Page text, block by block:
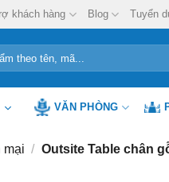
khách hàng Blog Tuyển
VĂN PHÒNG
mại / Outsite Table chân